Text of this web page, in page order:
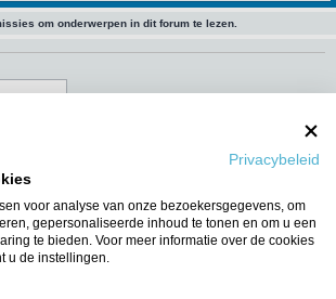
Privacybeleid
voor analyse van onze bezoekersgegevens, om
gepersonaliseerde inhoud te tonen en om u een
te bieden. Voor meer informatie over de cookies
u de instellingen.
om onderwerpen in dit forum te lezen.
weergeven in de lijst met online gebruikers